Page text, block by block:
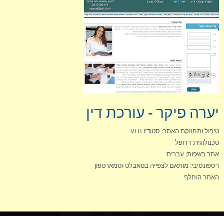
יערה פיקר - עורכת דין
טיפול ותחזוקת האתר: סטודיו VITI
טכנולוגיה: דרופל
אתר בשפות: עברית
רספונסיבי: מותאם לצפייה בטאבלט וסמארטפון
האתר הוחלף